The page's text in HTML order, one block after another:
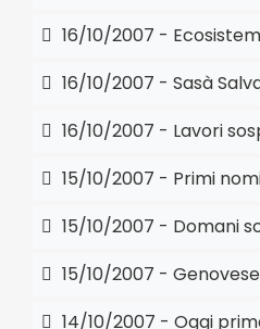
16/10/2007 -
16/10/2007 - Sasà
16/10/2007 - Lavori
15/10/2007 - Primi
15/10/2007 - Domani
15/10/2007 -
14/10/2007 - Oggi